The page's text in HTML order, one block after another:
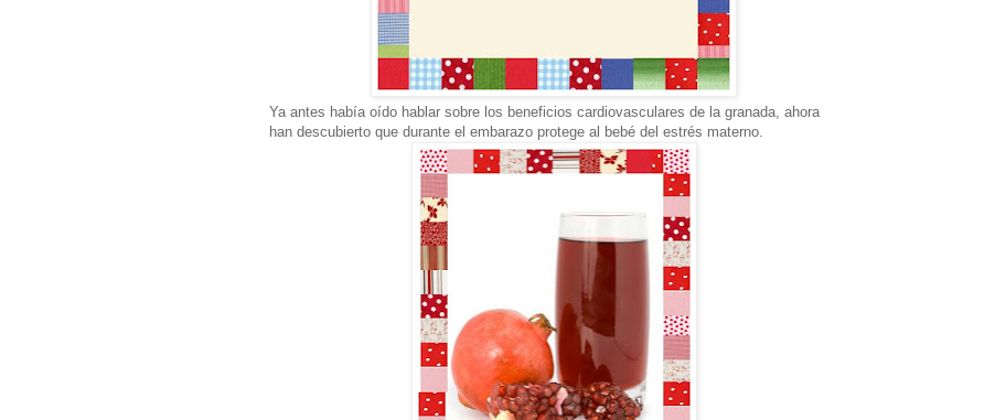
Ya antes había oído hablar sobre los beneficios cardiovasculares de la granada, ahora
han descubierto que durante el embarazo protege al bebé del estrés materno.